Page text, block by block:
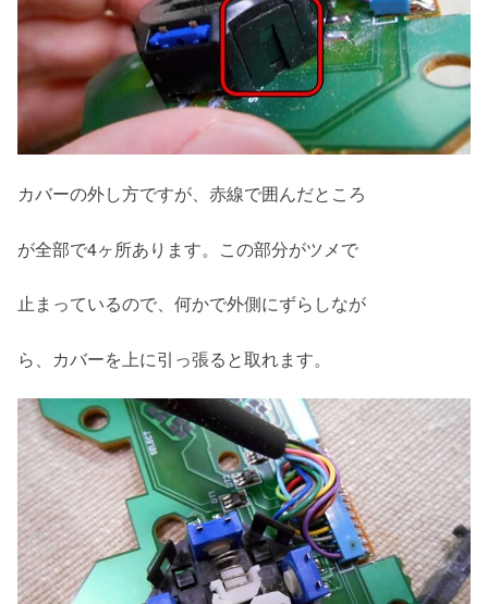
カバーの外し方ですが、赤線で囲んだところ
が全部で4ヶ所あります。この部分がツメで
止まっているので、何かで外側にずらしなが
ら、カバーを上に引っ張ると取れます。